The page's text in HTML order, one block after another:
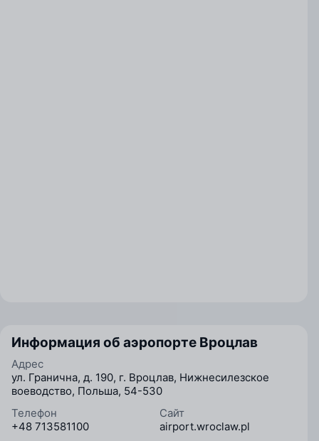
Информация об аэропорте Вроцлав
Адрес
ул. Гранична, д. 190, г. Вроцлав, Нижнесилезское
воеводство, Польша, 54-530
Телефон
+48 713581100
Сайт
airport.wroclaw.pl